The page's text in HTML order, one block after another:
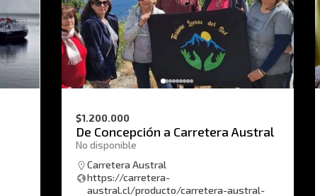
$1.200.000
De Concepción a Carretera Austral
No disponible
Carretera Austral
https://carretera-
austral.cl/producto/carretera-austral-